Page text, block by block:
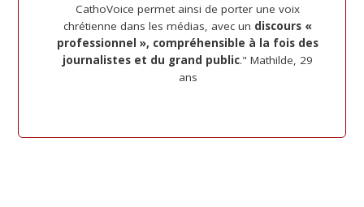
CathoVoice permet ainsi de porter une voix
chrétienne dans les médias, avec un discours «
professionnel », compréhensible à la fois des
journalistes et du grand public." Mathilde, 29
ans